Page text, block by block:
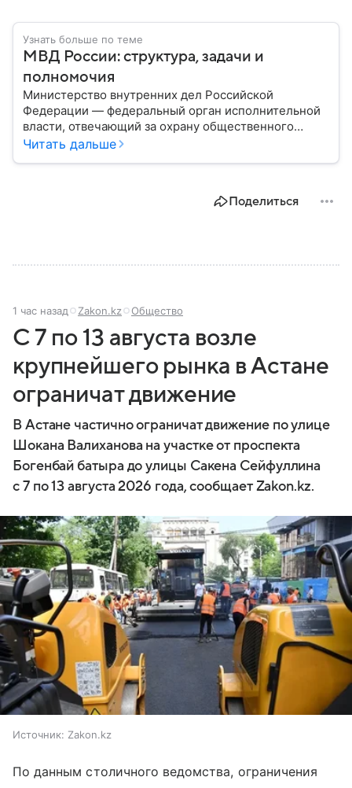
Узнать больше по теме
МВД России: структура, задачи и
полномочия
Министерство внутренних дел Российской
Федерации — федеральный орган исполнительной
власти, отвечающий за охрану общественного
порядка, борьбу с преступностью, обеспечение
России, какие задачи выполняет министерство, как
Читать дальше
Поделиться
1 час назад Zakon.kz Общество
С 7 по 13 августа возле
крупнейшего рынка в Астане
ограничат движение
В Астане частично ограничат движение по улице
Шокана Валиханова на участке от проспекта
Богенбай батыра до улицы Сакена Сейфуллина
с 7 по 13 августа 2026 года, сообщает Zakon.kz.
Источник: Zakon.kz
По данным столичного ведомства, ограничения